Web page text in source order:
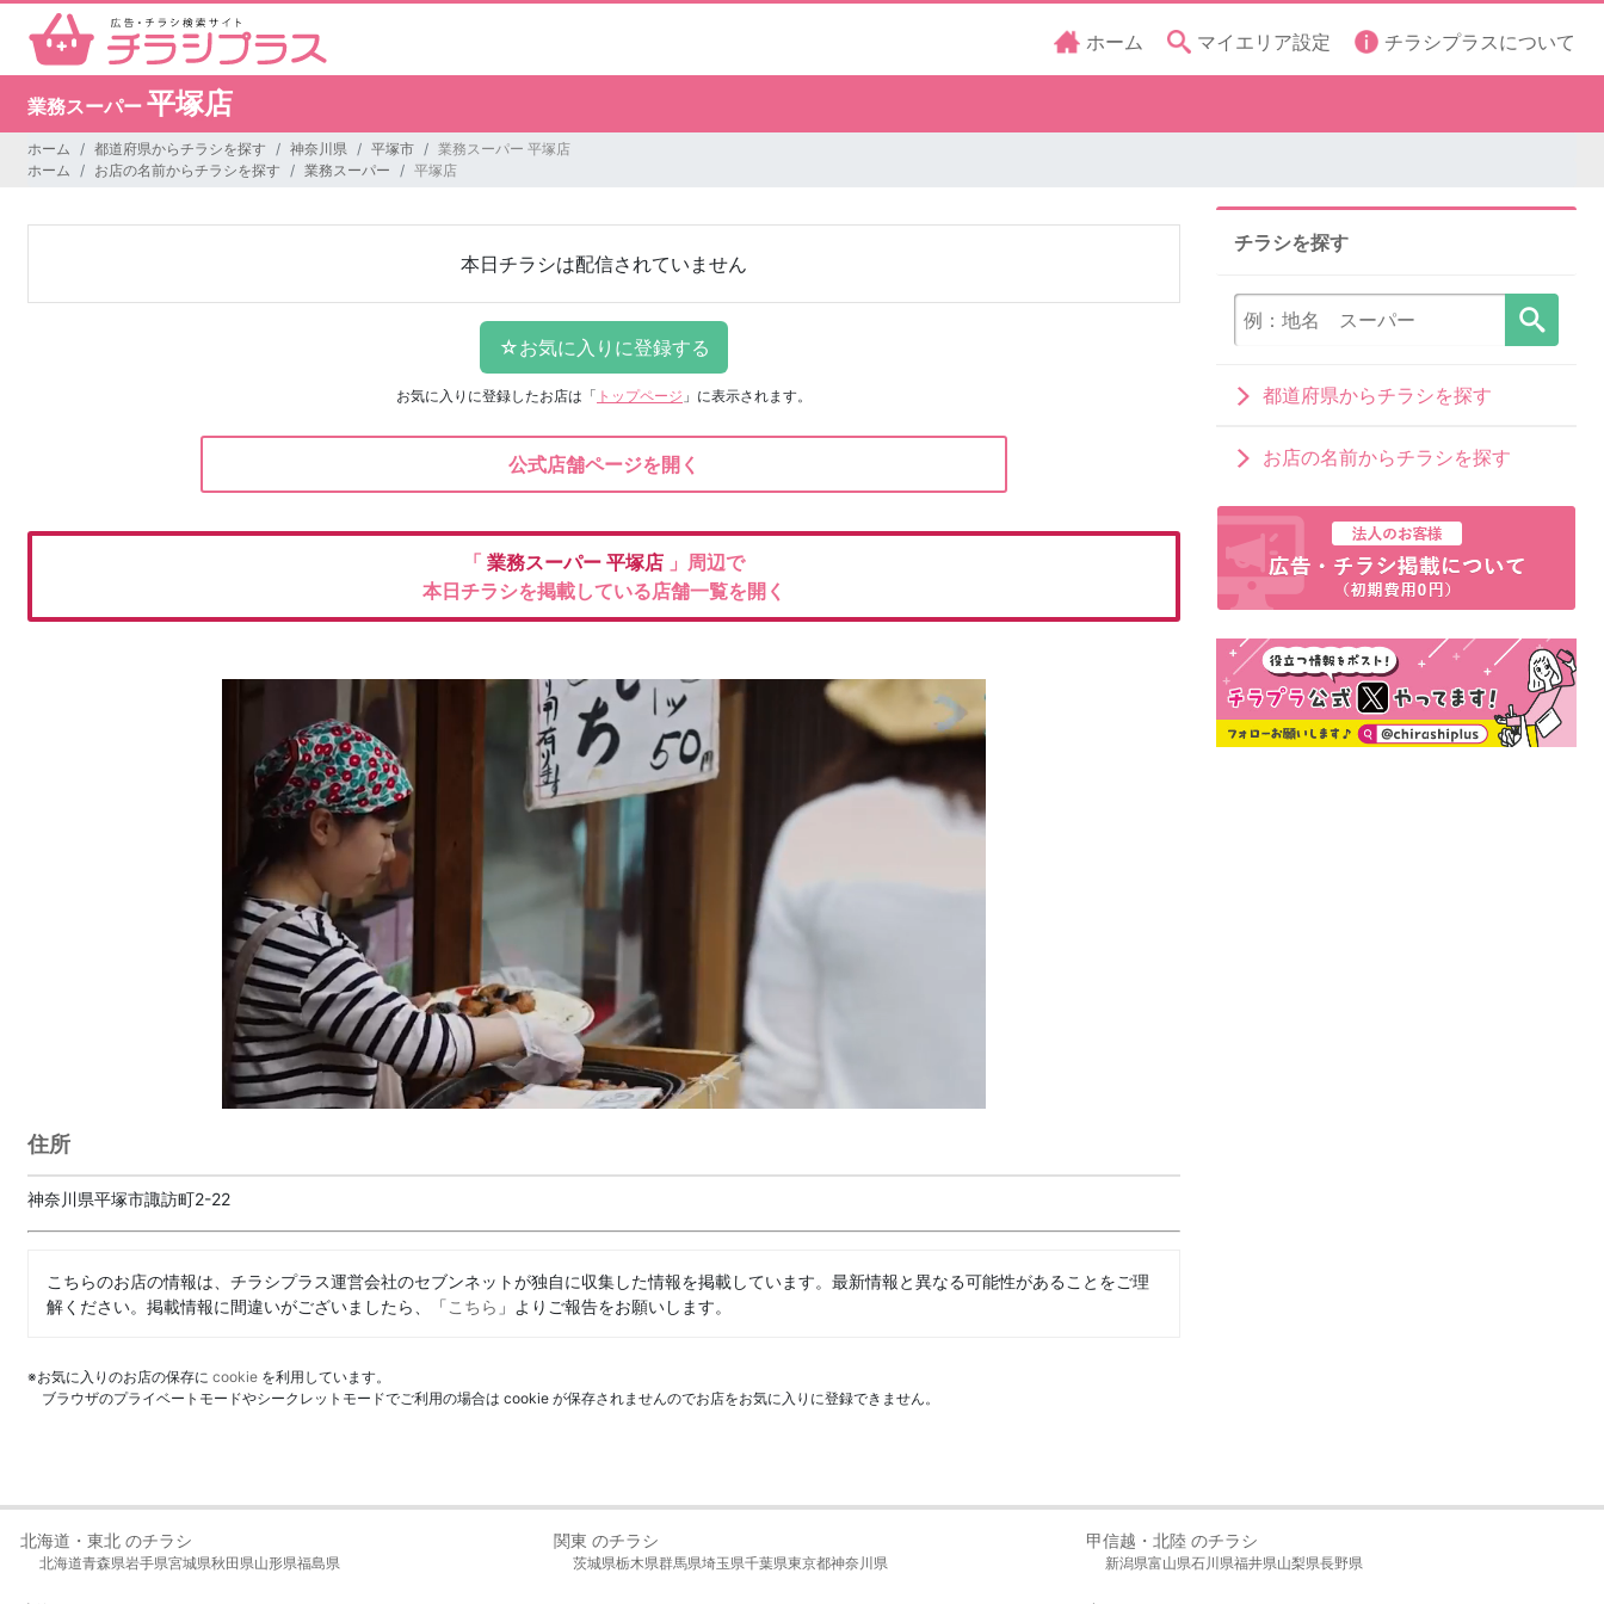
ホーム マイエリア設定 チラシプラスについて
業務スーパー 平塚店
ホーム 都道府県からチラシを探す 神奈川県 平塚市
業務スーパー 平塚店
ホーム
お店の名前からチラシを探す 業務スーパー 平塚店
本日チラシは配信されていません
お気に入りに登録したお店は 「 トップページ 」に表示されます。
公式店舗ページを開く
「 業務スーパー 平塚店 」周辺で
本日チラシを掲載している店舗一覧を開く
住所
神奈川県平塚市諏訪町2-22
こちらのお店の情報は、チラシプラス運営会社のセブンネットが独自に収集した情報を掲載しています。最新情報と異なる可能性があることをご理
解ください。掲載情報に間違いがございましたら、「こちら 」よりご報告をお願いします。
※お気に入りのお店の保存に cookie を利用しています。
ブラウザのプライベートモードやシークレットモードでご利用の場合は cookie が保存されませんのでお店をお気に入りに登録できません。
チラシを探す
都道府県からチラシを探す
お店の名前からチラシを探す
北海道・東北 のチラシ
北海道青森県岩手県宮城県秋田県山形県福島県
関東 のチラシ
茨城県栃木県群馬県埼玉県千葉県東京都神奈川県
甲信越・北陸 のチラシ
新潟県富山県石川県福井県山梨県長野県